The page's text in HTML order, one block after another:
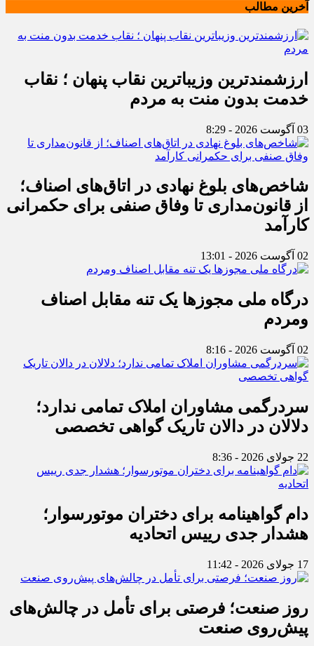
آخرین مطالب
ارزشمندترین وزیباترین نقاب پنهان ؛ نقاب
خدمت بدون منت به مردم
03 آگوست 2026 - 8:29
شاخص‌های بلوغ نهادی در اتاق‌های اصناف؛
از قانون‌مداری تا وفاق صنفی برای حکمرانی
کارآمد
02 آگوست 2026 - 13:01
درگاه ملی مجوزها یک تنه مقابل اصناف
ومردم
02 آگوست 2026 - 8:16
سردرگمی مشاوران املاک تمامی ندارد؛
دلالان در دالان تاریک گواهی تخصصی
22 جولای 2026 - 8:36
دام گواهینامه برای دختران موتورسوار؛
هشدار جدی رییس اتحادیه
17 جولای 2026 - 11:42
روز صنعت؛ فرصتی برای تأمل در چالش‌های
پیش‌روی صنعت